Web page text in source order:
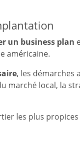
un business plan
américaine.
, les démarches
marché local, la
les plus